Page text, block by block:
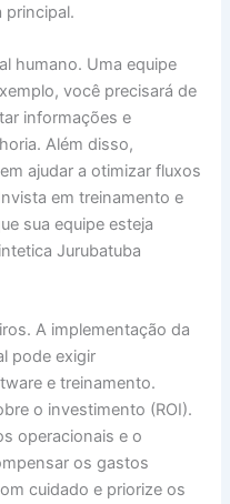
principal.
humano. Uma equipe
você precisará de
informações e
Além disso,
ajudar a otimizar fluxos
em treinamento e
sua equipe esteja
Jurubatuba
A implementação da
pode exigir
e treinamento.
o investimento (ROI).
operacionais e o
os gastos
cuidado e priorize os